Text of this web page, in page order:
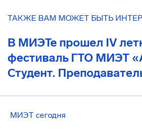
ТАКЖЕ ВАМ МОЖЕТ БЫТЬ
В МИЭТе прошел IV
фестиваль ГТО МИЭТ
Студент.
МИЭТ сегодня